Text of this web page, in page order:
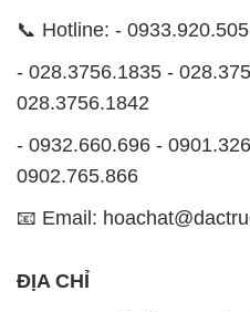
📞 Hotline: -
- 028.3756.1835 -
028.3756.1842
- 0932.660.696 -
0902.765.866
📧 Email:
ĐỊA CHỈ